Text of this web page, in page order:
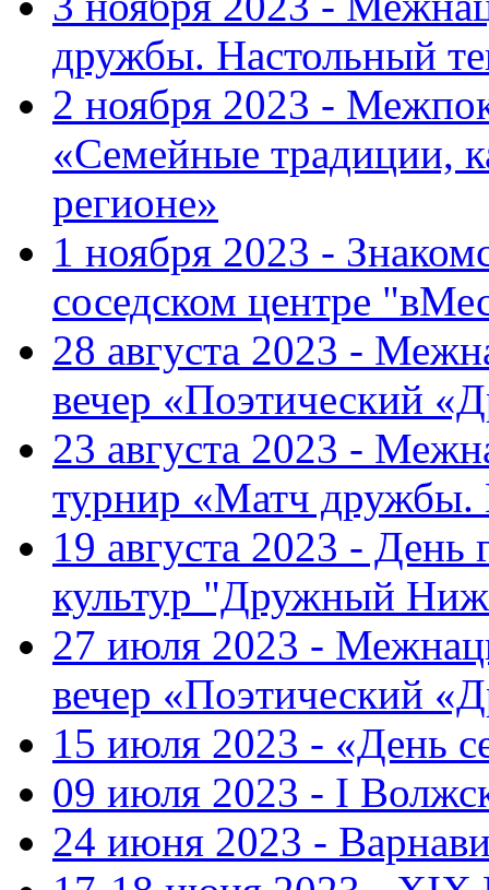
дружбы. Настольный
2 ноября 2023 -
«Семейные традиции,
регионе»
1 ноября 2023 -
соседском центре
28 августа 2023 -
вечер «Поэтический
23 августа 2023 -
турнир «Матч
19 августа 2023 -
культур "Дружный
27 июля 2023 -
вечер «Поэтический
15 июля 2023 - «День
09 июля 2023 - I
24 июня 2023 -